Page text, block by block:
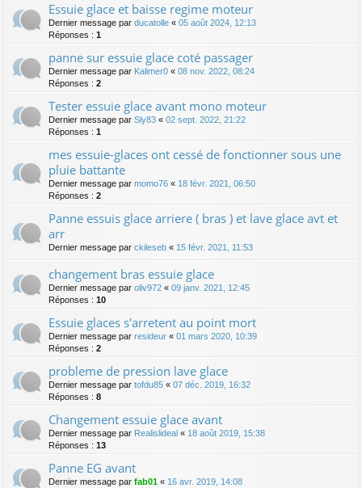
Essuie glace et baisse regime moteur
Dernier message par ducatolle « 05 août 2024, 12:13
Réponses : 1
panne sur essuie glace coté passager
Dernier message par Kalimer0 « 08 nov. 2022, 08:24
Réponses : 2
Tester essuie glace avant mono moteur
Dernier message par Sly83 « 02 sept. 2022, 21:22
Réponses : 1
mes essuie-glaces ont cessé de fonctionner sous une
pluie battante
Dernier message par momo76 « 18 févr. 2021, 06:50
Réponses : 2
Panne essuis glace arriere ( bras ) et lave glace avt et
arr
Dernier message par ckileseb « 15 févr. 2021, 11:53
changement bras essuie glace
Dernier message par oliv972 « 09 janv. 2021, 12:45
Réponses : 10
Essuie glaces s'arretent au point mort
Dernier message par resideur « 01 mars 2020, 10:39
Réponses : 2
probleme de pression lave glace
Dernier message par tofdu85 « 07 déc. 2019, 16:32
Réponses : 8
Changement essuie glace avant
Dernier message par Realislideal « 18 août 2019, 15:38
Réponses : 13
Panne EG avant
Dernier message par fab01 « 16 avr. 2019, 14:08